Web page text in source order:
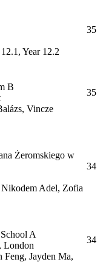
Year 12.2
35
B
Vincze
35
Żeromskiego w
Adel, Zofia
34
A
London
Feng, Jayden Ma,
34